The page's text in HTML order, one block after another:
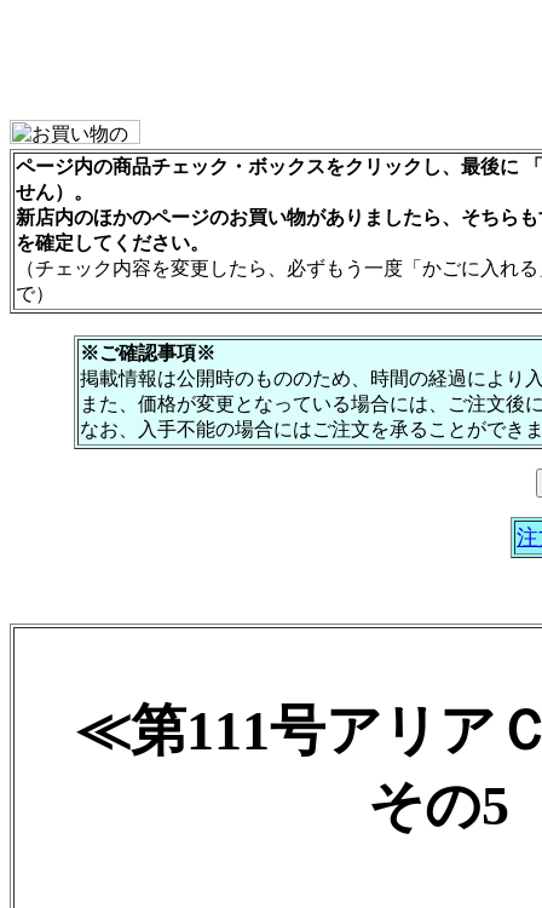
ページ内の商品チェック・ボックスをクリックし、最後に
せん）。
新店内のほかのページのお買い物がありましたら、そちら
を確定してください。
（チェック内容を変更したら、必ずもう一度「かごに入れ
で）
※ご確認事項※
掲載情報は公開時のもののため、時間の経過により
また、価格が変更となっている場合には、ご注文後
なお、入手不能の場合にはご注文を承ることができ
≪第111号アリア
その5